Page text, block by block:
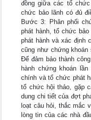
đồng giữa các tổ
chức bảo lãnh có đủ
Bước 3: Phân phối
phát hành, tổ chức
phát hành và xác định
cũng như chứng khoán
Để đảm bảo thành
hành chứng khoán
chính và tổ chức phát
tổ chức hội thảo, gặp
dung chi tiết của đợt
loạt câu hỏi, thắc mắc
lòng tin của các nhà